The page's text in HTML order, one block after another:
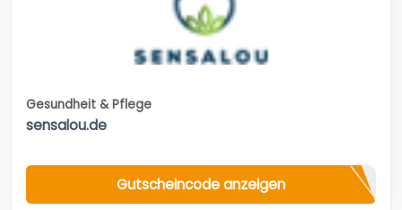
Gesundheit & Pflege
sensalou.de
Gutscheincode anzeigen